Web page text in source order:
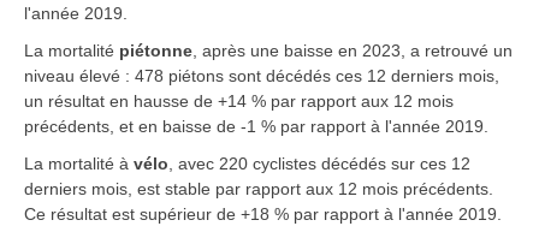
l'année 2019.
La mortalité piétonne, après une baisse en 2023, a retrouvé un
niveau élevé : 478 piétons sont décédés ces 12 derniers mois,
un résultat en hausse de +14 % par rapport aux 12 mois
précédents, et en baisse de -1 % par rapport à l'année 2019.
La mortalité à vélo, avec 220 cyclistes décédés sur ces 12
derniers mois, est stable par rapport aux 12 mois précédents.
Ce résultat est supérieur de +18 % par rapport à l'année 2019.